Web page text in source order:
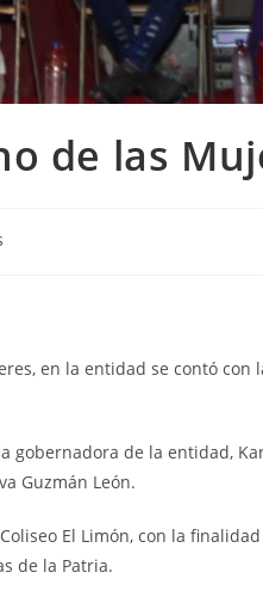
de las
en la entidad se contó con
gobernadora de la entidad,
Guzmán León.
El Limón, con la
de la Patria.